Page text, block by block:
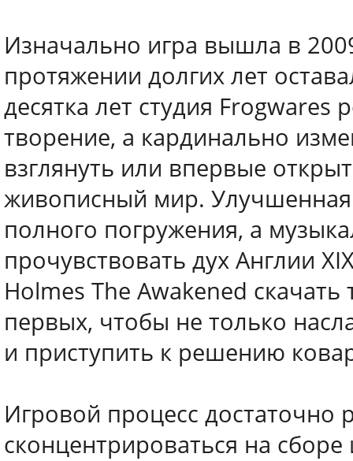
Изначально игра вышла в
протяжении долгих лет
десятка лет студия
творение, а кардинально
взглянуть или впервые
живописный мир. Улучшенная
полного погружения, а
прочувствовать дух Англии
Holmes The Awakened
первых, чтобы не только
и приступить к решению
Игровой процесс достаточно
сконцентрироваться на